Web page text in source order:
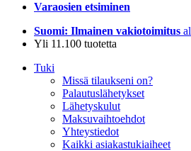
Varaosien etsiminen
Suomi: Ilmainen vakiotoimitus
Yli 11.100 tuotetta
Tuki
Missä tilaukseni on?
Palautuslähetykset
Lähetyskulut
Maksuvaihtoehdot
Yhteystiedot
Kaikki asiakastukiaiheet